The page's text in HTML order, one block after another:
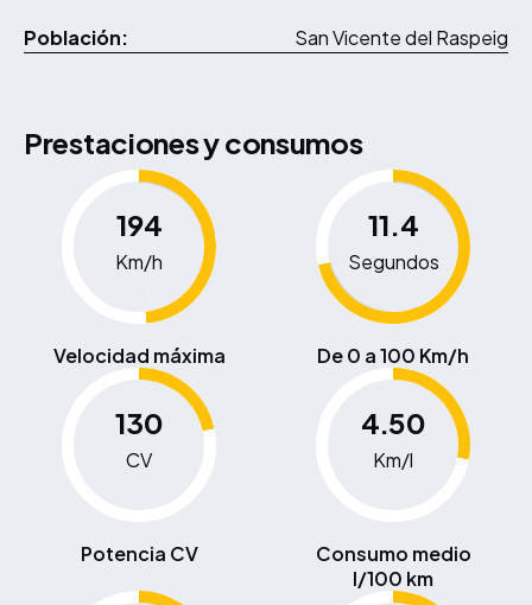
Población: San Vicente del Raspeig
Prestaciones y consumos
194
Km/h
Velocidad máxima
11.4
Segundos
De 0 a 100 Km/h
130
CV
Potencia CV
4.50
Km/l
Consumo medio
l/100 km